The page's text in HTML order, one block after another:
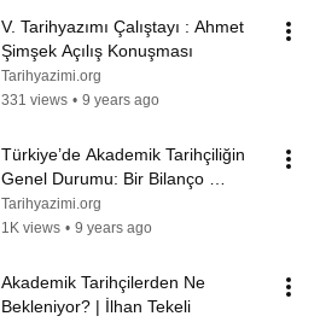
V. Tarihyazımı Çalıştayı : Ahmet
Şimşek Açılış Konuşması
Tarihyazimi.org
331 views • 9 years ago
Türkiye’de Akademik Tarihçiliğin
Genel Durumu: Bir Bilanço
Denemesi | Zafer Toprak
Tarihyazimi.org
1K views • 9 years ago
Akademik Tarihçilerden Ne
Bekleniyor? | İlhan Tekeli